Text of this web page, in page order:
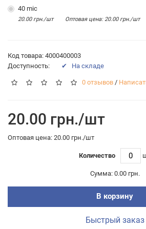
40 mic
20.00 грн./шт Оптовая цена: 20.00 грн./шт
Код товара: 4000400003
Доступность:
✔ На складе
0 отзывов /
20.00 грн./шт
Оптовая цена: 20.00 грн./шт
Количество
Сумма: 0.00 грн.
В корзину
Быстрый заказ